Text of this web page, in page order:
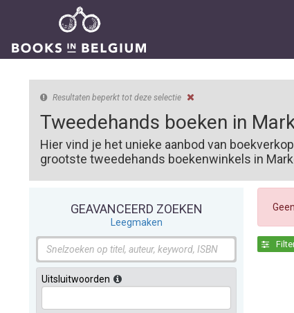
Resultaten beperkt tot deze selectie
Tweedehands boeken in
Hier vind je het unieke aanbod van
grootste tweedehands boekenwinkels in
GEAVANCEERD ZOEKEN
Leegmaken
Uitsluitwoorden